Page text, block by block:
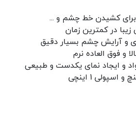
کشیدن خط چشم و ...
در کمترین زمان
و آرایش چشم بسیار دقیق
فوق العاده نرم
ایجاد نمای یکدست و طبیعی